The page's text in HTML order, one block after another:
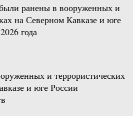
ранены в вооруженных и
на Северном Кавказе и юге
года
и террористических
и юге России